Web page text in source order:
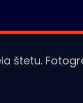
štetu.